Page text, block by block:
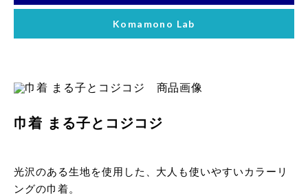
Komamono Lab
巾着 まる子とコジコジ
光沢のある生地を使用した、大人も使いやすいカラーリ
ングの巾着。